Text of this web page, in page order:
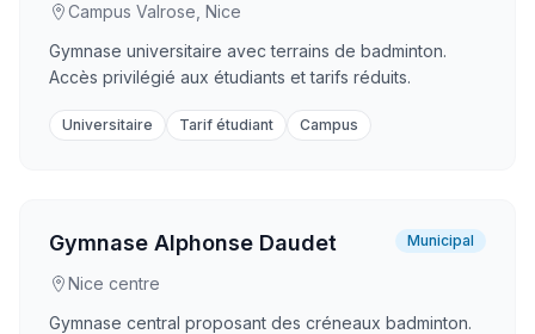
Campus Valrose, Nice
Gymnase universitaire avec terrains de badminton.
Accès privilégié aux étudiants et tarifs réduits.
Universitaire Tarif étudiant Campus
Gymnase Alphonse Daudet Municipal
Nice centre
Gymnase central proposant des créneaux badminton.